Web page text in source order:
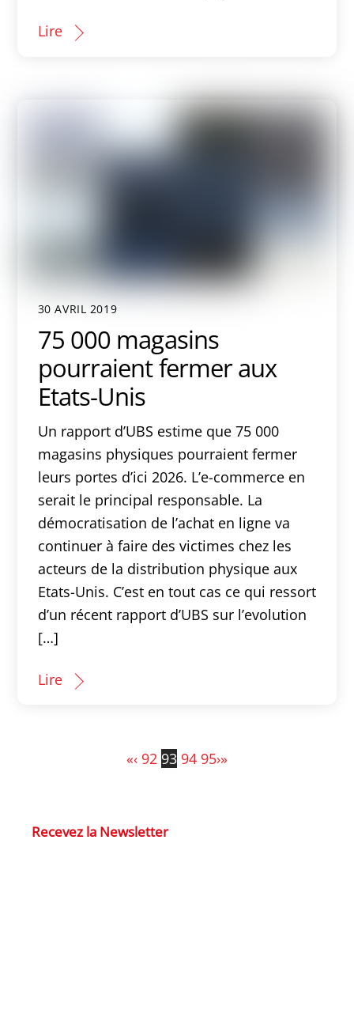
Lire
30 AVRIL 2019
75 000 magasins
pourraient fermer aux
Etats-Unis
Un rapport d’UBS estime que 75 000
magasins physiques pourraient fermer
leurs portes d’ici 2026. L’e-commerce en
serait le principal responsable. La
démocratisation de l’achat en ligne va
continuer à faire des victimes chez les
acteurs de la distribution physique aux
Etats-Unis. C’est en tout cas ce qui ressort
d’un récent rapport d’UBS sur l’evolution
[…]
Lire
«‹ 92 93 94 95›»
Recevez la Newsletter